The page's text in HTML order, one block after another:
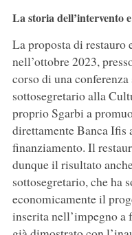
La storia dell’intervento
La proposta di restauro
nell’ottobre 2023,
corso di una
sottosegretario alla
proprio Sgarbi a
direttamente Banca Ifis
finanziamento. Il
dunque il risultato
sottosegretario, che ha
economicamente il
inserita nell’impegno a